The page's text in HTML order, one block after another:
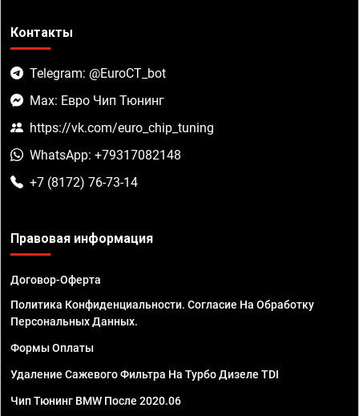
Контакты
Telegram: @EuroCT_bot
Max: Евро Чип Тюнинг
https://vk.com/euro_chip_tuning
WhatsApp: +79317082148
+7 (8172) 76-73-14
Правовая информация
Договор-Оферта
Политика Конфиденциальности. Согласие На Обработку
Персональных Данных.
Формы Оплаты
Удаление Сажевого Фильтра На Турбо Дизеле TDI
Чип Тюнинг BMW После 2020.06